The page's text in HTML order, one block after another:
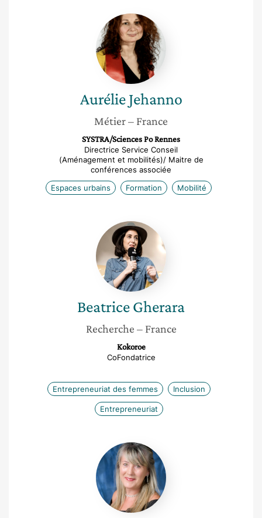
Aurélie
Jehanno
Aurélie Jehanno
Métier– France
SYSTRA/Sciences Po Rennes
Directrice Service Conseil
(Aménagement et mobilités)/ Maitre de
conférences associée
Espaces urbains
Formation Mobilité
Beatrice
Gherara
BeatriceGherara
Recherche – France
Kokoroe
CoFondatrice
Entrepreneuriat des femmes Inclusion
Entrepreneuriat
Bénédicte
Gendron